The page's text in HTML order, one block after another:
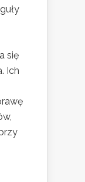
się
Ich